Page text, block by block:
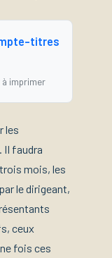
titres
imprimer
les
Il faudra
mois, les
le dirigeant,
ceux
fois ces